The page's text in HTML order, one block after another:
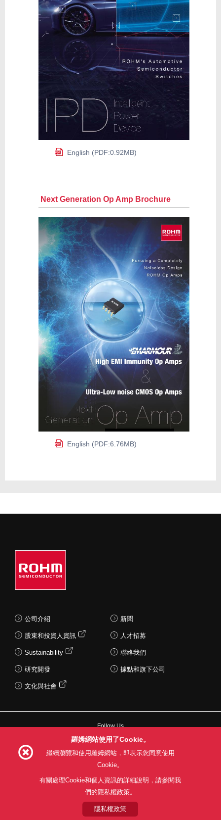
English (PDF:0.92MB)
Next Generation Op Amp Brochure
English (PDF:6.76MB)
公司介紹
股東和投資人資訊
Sustainability
研究開發
文化與社會
新聞
人才招募
聯絡我們
據點和旗下公司
Follow Us
網站使用條款 利用目的 隱私權政策
網站地圖
關於本公司產品銷售之標準條款(PDF)
© 1997 - 2026 ROHM CO., LTD. ALL RIGHTS RESERVED.
羅姆網站使用了Cookie。
繼續瀏覽和使用羅姆網站，即表示您同意使用
Cookie。
有關處理Cookie和個人資訊的詳細說明，請參閱我
們的隱私權政策。
隱私權政策